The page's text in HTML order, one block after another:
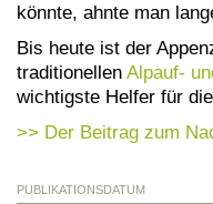
könnte, ahnte man
Bis heute ist der
traditionellen Alpauf-
wichtigste Helfer für
>> Der Beitrag zum
PUBLIKATIONSDATUM